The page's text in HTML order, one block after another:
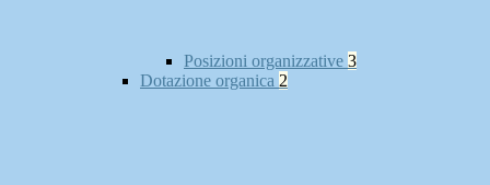
Posizioni organizzative 3
Dotazione organica 2